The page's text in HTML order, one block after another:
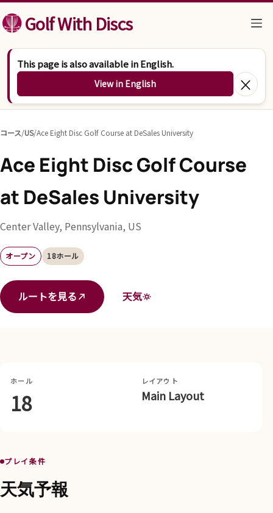
コンテンツへスキップ
Golf With Discs
This page is also available in English.
View in English ×
コース/US/Ace Eight Disc Golf Course at DeSales University
Ace Eight Disc Golf Course
at DeSales University
Center Valley, Pennsylvania, US
オープン 18ホール
ルートを見る 天気
ホール
18
レイアウト
Main Layout
プレイ条件
天気予報